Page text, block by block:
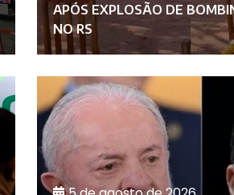
APÓS EXPLOSÃO DE
NO RS